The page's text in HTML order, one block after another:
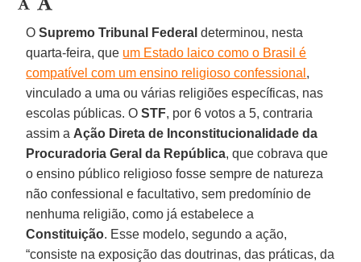
OSupremo Tribunal Federal determinou, nesta
quarta-feira, que um Estado laico como o Brasil é
compatível com um ensino religioso confessional ,
vinculado a uma ou várias religiões específicas, nas
escolas públicas. OSTF, por 6 votos a 5, contraria
assim a Ação Direta de Inconstitucionalidade da
Procuradoria Geral da República, que cobrava que
o ensino público religioso fosse sempre de natureza
não confessional e facultativo, sem predomínio de
nenhuma religião, como já estabelece a
Constituição. Esse modelo, segundo a ação,
“consiste na exposição das doutrinas, das práticas, da